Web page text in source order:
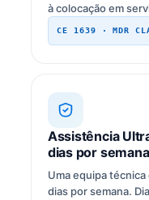
à colocação em
CE 1639 · MDR
Assistência
dias por semana
Uma equipa
dias por semana.